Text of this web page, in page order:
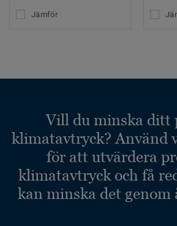
Jämför
Vill du minska ditt
klimatavtryck? Använd
för att utvärdera
klimatavtryck och få
kan minska det